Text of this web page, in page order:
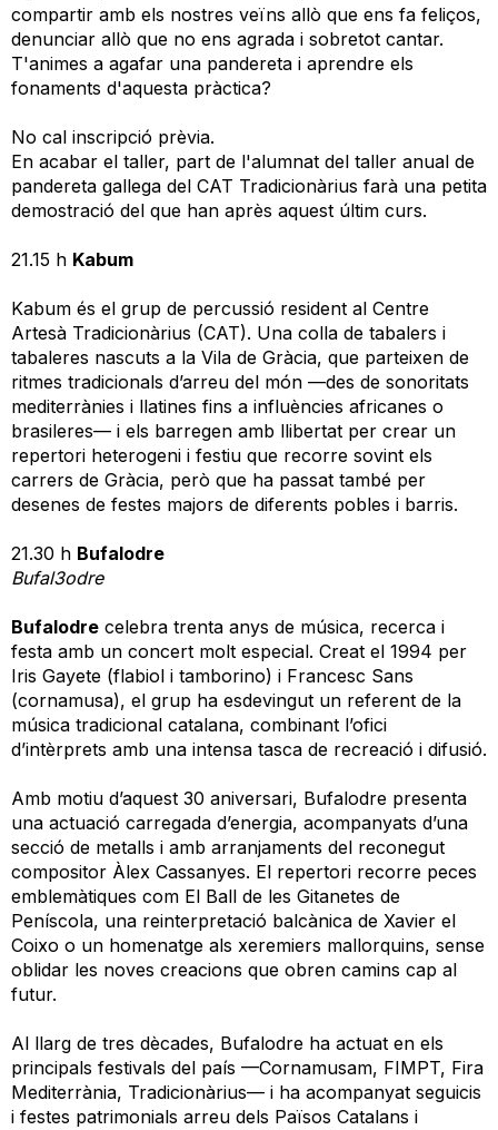
compartir amb els nostres veïns allò que ens fa feliços,
denunciar allò que no ens agrada i sobretot cantar.
T'animes a agafar una pandereta i aprendre els
fonaments d'aquesta pràctica?
No cal inscripció prèvia.
En acabar el taller, part de l'alumnat del taller anual de
pandereta gallega del CAT Tradicionàrius farà una petita
demostració del que han après aquest últim curs.
21.15 h Kabum
Kabum és el grup de percussió resident al Centre
Artesà Tradicionàrius (CAT). Una colla de tabalers i
tabaleres nascuts a la Vila de Gràcia, que parteixen de
ritmes tradicionals d’arreu del món —des de sonoritats
mediterrànies i llatines fins a influències africanes o
brasileres— i els barregen amb llibertat per crear un
repertori heterogeni i festiu que recorre sovint els
carrers de Gràcia, però que ha passat també per
desenes de festes majors de diferents pobles i barris.
21.30 h Bufalodre
Bufal3odre
Bufalodre celebra trenta anys de música, recerca i
festa amb un concert molt especial. Creat el 1994 per
Iris Gayete (flabiol i tamborino) i Francesc Sans
(cornamusa), el grup ha esdevingut un referent de la
música tradicional catalana, combinant l’ofici
d’intèrprets amb una intensa tasca de recreació i difusió.
Amb motiu d’aquest 30 aniversari, Bufalodre presenta
una actuació carregada d’energia, acompanyats d’una
secció de metalls i amb arranjaments del reconegut
compositor Àlex Cassanyes. El repertori recorre peces
emblemàtiques com El Ball de les Gitanetes de
Peníscola, una reinterpretació balcànica de Xavier el
Coixo o un homenatge als xeremiers mallorquins, sense
oblidar les noves creacions que obren camins cap al
futur.
Al llarg de tres dècades, Bufalodre ha actuat en els
principals festivals del país —Cornamusam, FIMPT, Fira
Mediterrània, Tradicionàrius— i ha acompanyat seguicis
i festes patrimonials arreu dels Països Catalans i